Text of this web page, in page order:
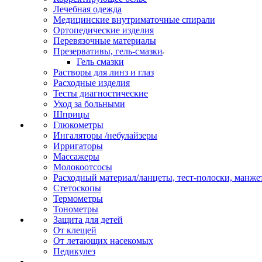
Лечебная одежда
Медицинские внутриматочные спирали
Ортопедические изделия
Перевязочные материалы
Презервативы, гель-смазки
Гель смазки
Растворы для линз и глаз
Расходные изделия
Тесты диагностические
Уход за больными
Шприцы
Глюкометры
Ингаляторы /небулайзеры
Ирригаторы
Массажеры
Молокоотсосы
Расходный материал/ланцеты, тест-полоски,
Стетоскопы
Термометры
Тонометры
Защита для детей
От клещей
От летающих насекомых
Педикулез